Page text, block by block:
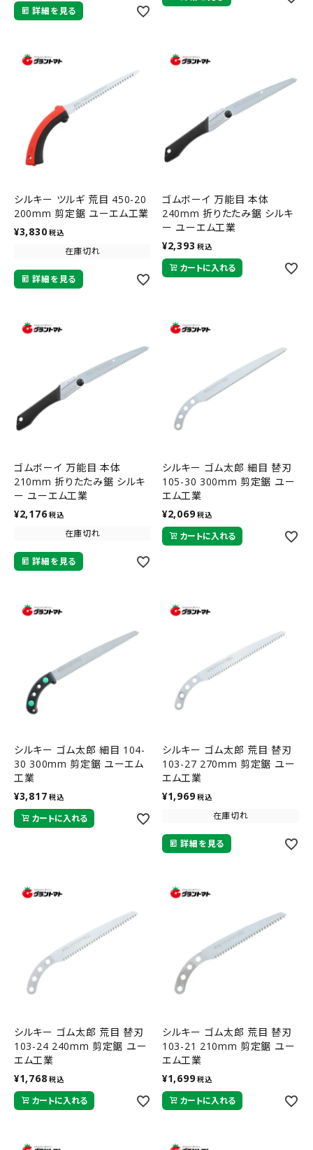
詳細を見る
シルキー ツルギ 荒目 450-20
200mm 剪定鋸 ユーエム工業
¥3,830 税込
在庫切れ
詳細を見る
ゴムボーイ 万能目 本体
240mm 折りたたみ鋸 シルキ
ー ユーエム工業
¥2,393 税込
カートに入れる
ゴムボーイ 万能目 本体
210mm 折りたたみ鋸 シルキ
ー ユーエム工業
¥2,176 税込
在庫切れ
詳細を見る
シルキー ゴム太郎 細目 替刃
105-30 300mm 剪定鋸 ユー
エム工業
¥2,069 税込
カートに入れる
シルキー ゴム太郎 細目 104-
30 300mm 剪定鋸 ユーエム
工業
¥3,817 税込
カートに入れる
シルキー ゴム太郎 荒目 替刃
103-27 270mm 剪定鋸 ユー
エム工業
¥1,969 税込
在庫切れ
詳細を見る
シルキー ゴム太郎 荒目 替刃
103-24 240mm 剪定鋸 ユー
エム工業
¥1,768 税込
カートに入れる
シルキー ゴム太郎 荒目 替刃
103-21 210mm 剪定鋸 ユー
エム工業
¥1,699 税込
カートに入れる